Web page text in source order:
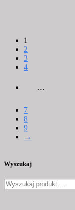
1
2
3
4
…
7
8
9
→
Wyszukaj